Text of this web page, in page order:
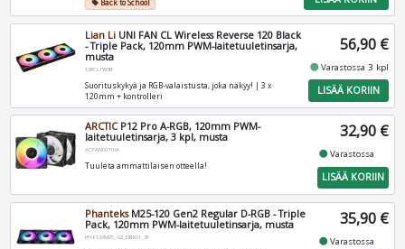
local_offerBack to School
Lian Li UNI FAN CL Wireless Reverse 120 Black
- Triple Pack, 120mm PWM-laitetuuletinsarja,
musta
12RCL1W3B
Suorituskykyä ja RGB-valaistusta, joka näkyy! | 3 x
120mm + kontrolleri
56,90 €
fiber_manual_recordVarastossa 3 kpl
LISÄÄ KORIIN
ARCTICP12 Pro A-RGB, 120mm PWM-
laitetuuletinsarja, 3 kpl, musta
ACFAN00310A
Tuuleta ammattilaisen otteella!
32,90 €
fiber_manual_recordVarastossa
LISÄÄ KORIIN
PhanteksM25-120 Gen2 Regular D-RGB - Triple
Pack, 120mm PWM-laitetuuletinsarja, musta
PH-F120M25_G2_DBK01_3P
35,90 €
fiber_manual_recordVarastossa